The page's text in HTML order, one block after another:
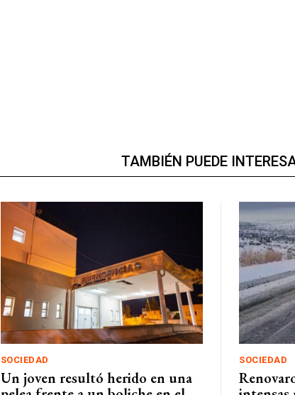
TAMBIÉN PUEDE
SOCIEDAD
Un joven resultó herido en una
SOCIEDAD